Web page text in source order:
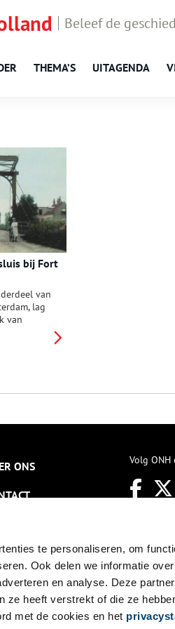
te personaliseren, om
Ook delen we informatie
en analyse. Deze
ze heeft verstrekt of die ze
met de cookies en het
Beleef de
THEMA’S UITAGENDA
bij Fort
van
lag
van
van
ONS Volg ONH